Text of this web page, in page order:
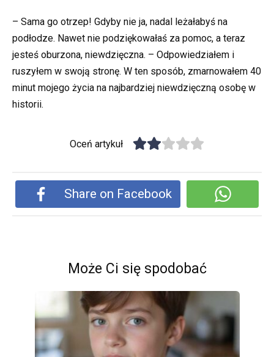
– Sama go otrzep! Gdyby nie ja, nadal leżałabyś na
podłodze. Nawet nie podziękowałaś za pomoc, a teraz
jesteś oburzona, niewdzięczna. – Odpowiedziałem i
ruszyłem w swoją stronę. W ten sposób, zmarnowałem 40
minut mojego życia na najbardziej niewdzięczną osobę w
historii.
Oceń artykuł
Share on Facebook
Może Ci się spodobać